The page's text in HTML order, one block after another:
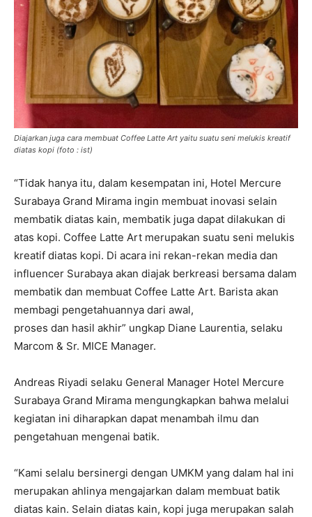
Diajarkan juga cara membuat Coffee Latte Art yaitu suatu seni melukis kreatif
diatas kopi (foto : ist)
“Tidak hanya itu, dalam kesempatan ini, Hotel Mercure
Surabaya Grand Mirama ingin membuat inovasi selain
membatik diatas kain, membatik juga dapat dilakukan di
atas kopi. Coffee Latte Art merupakan suatu seni melukis
kreatif diatas kopi. Di acara ini rekan-rekan media dan
influencer Surabaya akan diajak berkreasi bersama dalam
membatik dan membuat Coffee Latte Art. Barista akan
membagi pengetahuannya dari awal,
proses dan hasil akhir” ungkap Diane Laurentia, selaku
Marcom & Sr. MICE Manager.
Andreas Riyadi selaku General Manager Hotel Mercure
Surabaya Grand Mirama mengungkapkan bahwa melalui
kegiatan ini diharapkan dapat menambah ilmu dan
pengetahuan mengenai batik.
“Kami selalu bersinergi dengan UMKM yang dalam hal ini
merupakan ahlinya mengajarkan dalam membuat batik
diatas kain. Selain diatas kain, kopi juga merupakan salah